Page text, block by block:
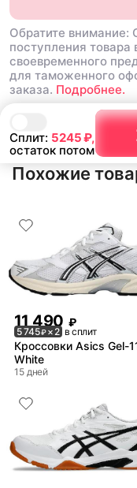
Сплит: 5245₽,
остаток потом
Обратите внимание:
поступления товара
своевременного
для таможенного
заказа. Подробнее.
Похожие
11 490 ₽
5 745₽× 2 в сплит
Кроссовки Asics Gel-
White
15 дней